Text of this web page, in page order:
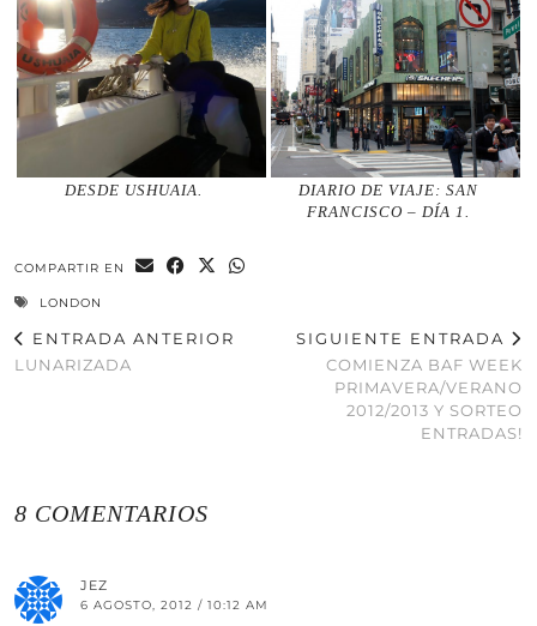
DESDE USHUAIA.
DIARIO DE VIAJE: SAN
FRANCISCO – DÍA 1.
COMPARTIR EN
LONDON
ENTRADA ANTERIOR
LUNARIZADA
SIGUIENTE ENTRADA
COMIENZA BAF WEEK
PRIMAVERA/VERANO
2012/2013 Y SORTEO
ENTRADAS!
8 COMENTARIOS
JEZ
6 AGOSTO, 2012 / 10:12 AM